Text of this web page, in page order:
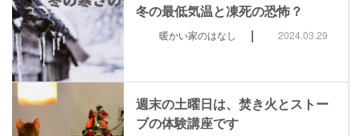
冬の最低気温と凍死の恐怖？
暖かい家のはなし | 2024.03.29
週末の土曜日は、焚き火とストー
ブの体験講座です